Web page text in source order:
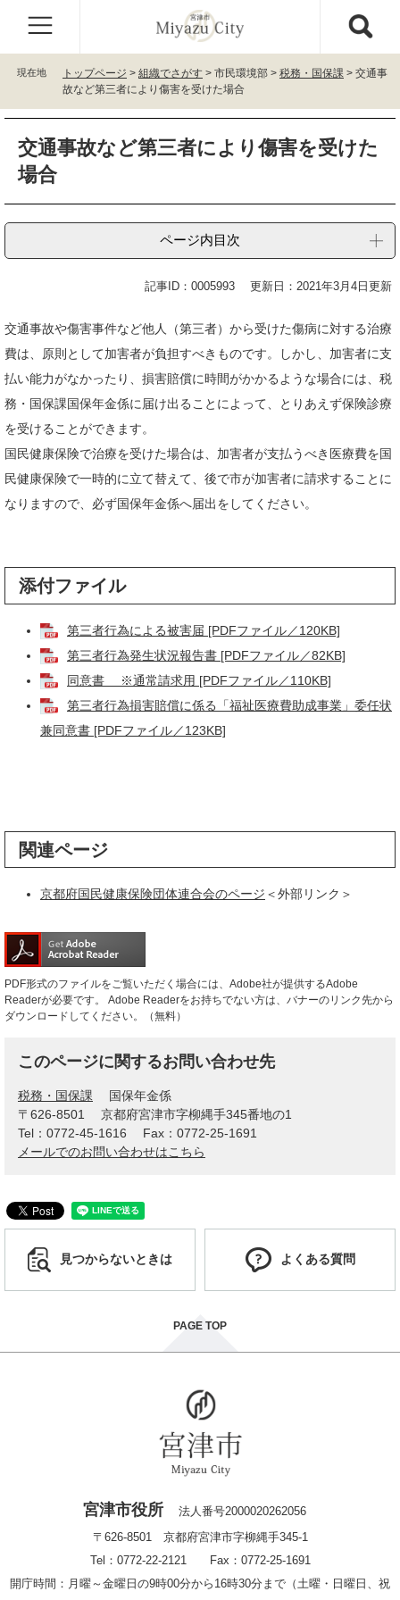
で
ば
現在地 トップページ > 組織でさがす > 市民環境部 > 税務・国保課 > 交通事
故など第三者により傷害を受けた場合
交通事故など第三者により傷害を受けた
場合
ページ内目次
記事ID：0005993 更新日：2021年3月4日更新
交通事故や傷害事件など他人（第三者）から受けた傷病に対する治療
費は、原則として加害者が負担すべきものです。しかし、加害者に支
払い能力がなかったり、損害賠償に時間がかかるような場合には、税
務・国保課国保年金係に届け出ることによって、とりあえず保険診療
を受けることができます。
国民健康保険で治療を受けた場合は、加害者が支払うべき医療費を国
民健康保険で一時的に立て替えて、後で市が加害者に請求することに
なりますので、必ず国保年金係へ届出をしてください。
添付ファイル
第三者行為による被害届 [PDFファイル／120KB]
第三者行為発生状況報告書 [PDFファイル／82KB]
同意書 ※通常請求用 [PDFファイル／110KB]
第三者行為損害賠償に係る「福祉医療費助成事業」委任状
兼同意書 [PDFファイル／123KB]
関連ページ
京都府国民健康保険団体連合会のページ ＜外部リンク＞
PDF形式のファイルをご覧いただく場合には、Adobe社が提供するAdobe
Readerが必要です。
Adobe Readerをお持ちでない方は、バナーのリンク先から
ダウンロードしてください。（無料）
このページに関するお問い合わせ先
税務・国保課
国保年金係
〒626-8501
京都府宮津市字柳縄手345番地の1
Tel：0772-45-1616
Fax：0772-25-1691
メールでのお問い合わせはこちら
見つからないときは よくある質問
PAGE TOP
宮津市役所
法人番号2000020262056
〒626-8501 京都府宮津市字柳縄手345-1
Tel：0772-22-2121 Fax：0772-25-1691
開庁時間：月曜～金曜日の9時00分から16時30分まで（土曜・日曜日、祝